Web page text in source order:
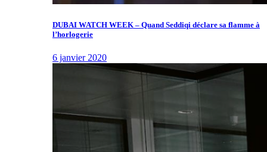
DUBAI WATCH WEEK – Quand Seddiqi déclare sa flamme à
l’horlogerie
6 janvier 2020